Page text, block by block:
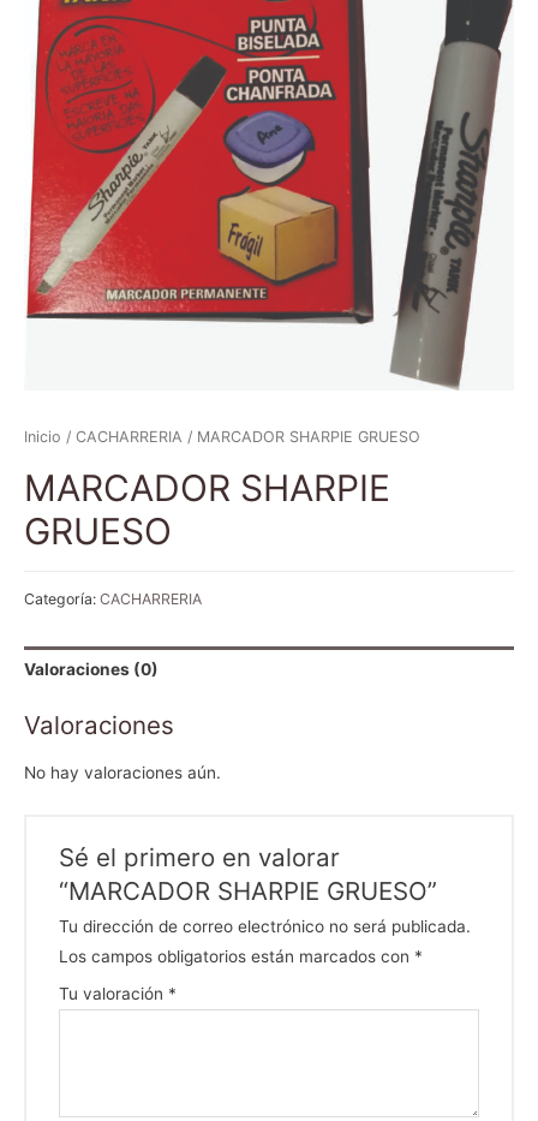
Inicio / CACHARRERIA / MARCADOR SHARPIE GRUESO
MARCADOR SHARPIE
GRUESO
Categoría: CACHARRERIA
Valoraciones (0)
Valoraciones
No hay valoraciones aún.
Sé el primero en valorar
“MARCADOR SHARPIE GRUESO”
Tu dirección de correo electrónico no será publicada.
Los campos obligatorios están marcados con *
Tu valoración *